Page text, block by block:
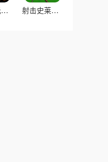
龙神纪元官方版 射击史莱姆最新版